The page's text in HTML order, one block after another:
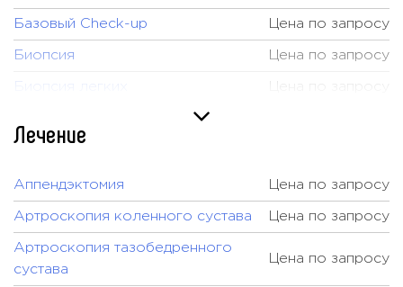
Базовый Check-up Цена по запросу
Биопсия Цена по запросу
Биопсия молочной железы
Биопсия поджелудочной железы Цена по запросу
Биопсия почки Цена по запросу
Биопсия щитовидной железы
Гастроскопия
Лечение
Аппендэктомия Цена по запросу
Артроскопия коленного сустава Цена по запросу
Артроскопия тазобедренного
сустава
Цена по запросу